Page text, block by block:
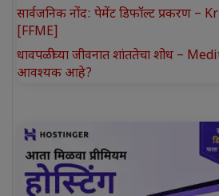
सार्वजनिक नोंद: पेमेंट डिफॉल्ट प्रकरण –
[FFME]
धावपळीच्या जीवनात शांततेचा शोध –
आवश्यक आहे?